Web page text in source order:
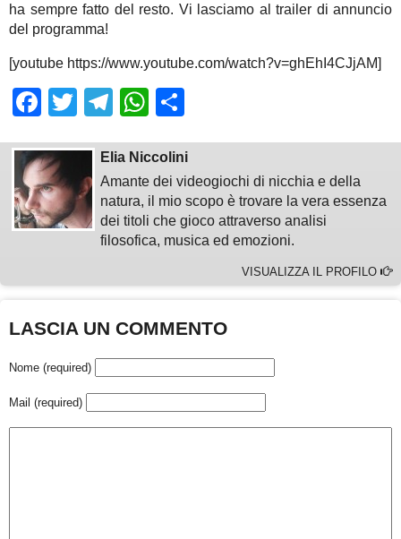
ha sempre fatto del resto. Vi lasciamo al trailer di annuncio
del programma!
[youtube https://www.youtube.com/watch?v=ghEhI4CJjAM]
Facebook
TwitterTelegram
WhatsApp
Elia Niccolini
Amante dei videogiochi di nicchia e della
natura, il mio scopo è trovare la vera essenza
dei titoli che gioco attraverso analisi
filosofica, musica ed emozioni.
VISUALIZZA IL PROFILO
LASCIA UN COMMENTO
Nome (required)
Mail (required)